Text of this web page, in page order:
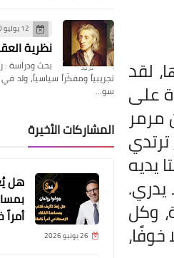
لقد
على
مرمر
يديه
يدري.
وكل
12 يوليو 2020
نظرية
بحث ودراسة :
سو…
المشاركات الأخيرة
هل
أمراً
26 يونيو 2026